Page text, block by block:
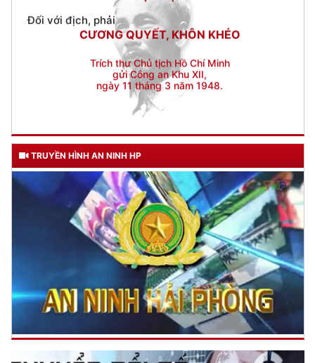
Trích thư Chủ tịch Hồ Chí Minh
gửi Công an Khu XII,
ngày 11 tháng 3 năm 1948.
TRUYỀN HÌNH AN NINH HP